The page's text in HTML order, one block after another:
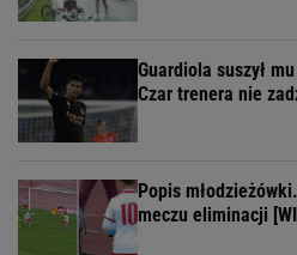
Guardiola suszył
Czar trenera nie
Popis
meczu eliminacji